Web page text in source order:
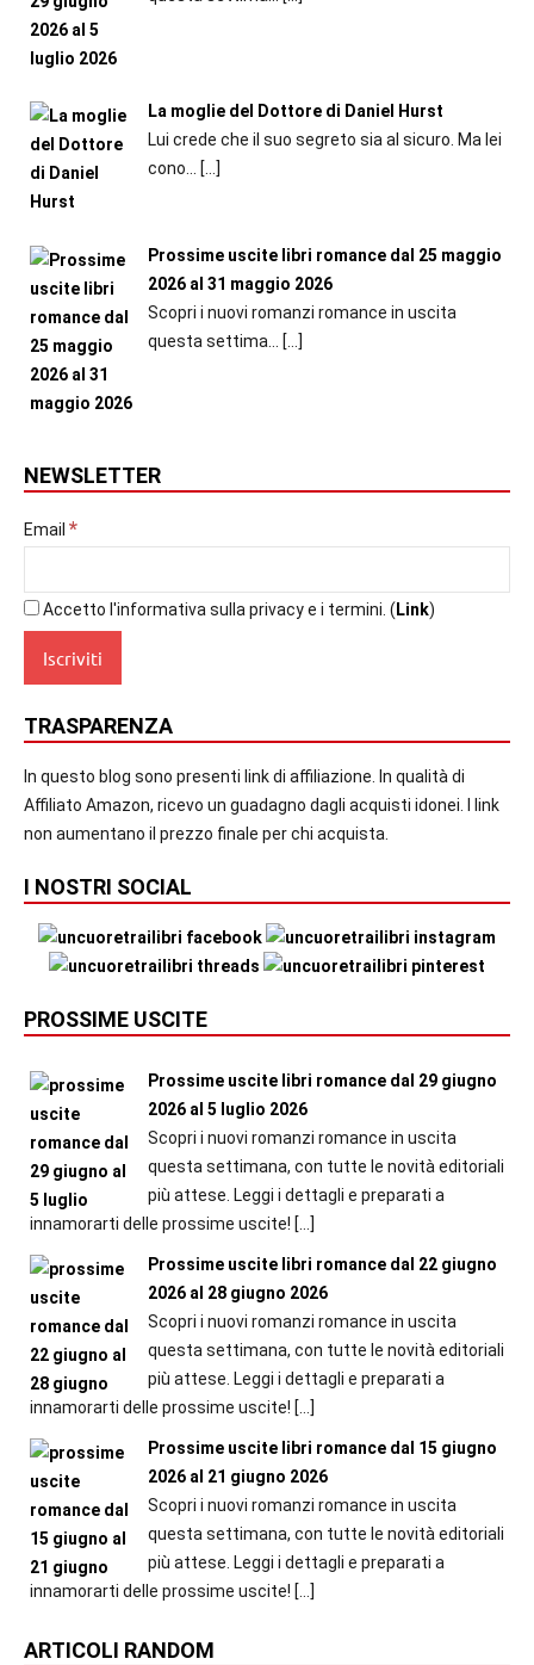
La moglie del Dottore di Daniel Hurst
Lui crede che il suo segreto sia al sicuro. Ma lei
cono...
[…]
Prossime uscite libri romance dal 25 maggio
2026 al 31 maggio 2026
Scopri i nuovi romanzi romance in uscita
questa settima...
[…]
NEWSLETTER
Email *
Accetto l'informativa sulla privacy e i termini. ( Link)
TRASPARENZA
In questo blog sono presenti link di affiliazione. In qualità di
Affiliato Amazon, ricevo un guadagno dagli acquisti idonei. I link
non aumentano il prezzo finale per chi acquista.
I NOSTRI SOCIAL
PROSSIME USCITE
Prossime uscite libri romance dal 29 giugno
2026 al 5 luglio 2026
Scopri i nuovi romanzi romance in uscita
questa settimana, con tutte le novità editoriali
più attese. Leggi i dettagli e preparati a
innamorarti delle prossime uscite! […]
Prossime uscite libri romance dal 22 giugno
2026 al 28 giugno 2026
Scopri i nuovi romanzi romance in uscita
questa settimana, con tutte le novità editoriali
più attese. Leggi i dettagli e preparati a
innamorarti delle prossime uscite! […]
Prossime uscite libri romance dal 15 giugno
2026 al 21 giugno 2026
Scopri i nuovi romanzi romance in uscita
questa settimana, con tutte le novità editoriali
più attese. Leggi i dettagli e preparati a
innamorarti delle prossime uscite! […]
ARTICOLI RANDOM